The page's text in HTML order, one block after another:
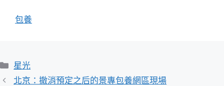
包養
分
類
星光
北京：撤消預定之后的景專包養網區現場